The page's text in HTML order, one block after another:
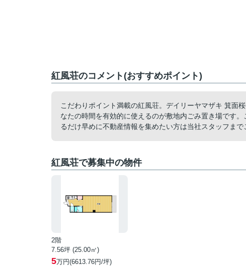
紅風荘のコメント(おすすめポイント)
こだわりポイント満載の紅風荘。デイリーヤマザキ 箕面
なたの時間を有効的に使えるのが敷地内ごみ置き場です
るだけ早めに不動産情報を集めたい方は当社スタッフま
紅風荘で募集中の物件
2階
7.56坪 (25.00㎡)
5万円(6613.76円/坪)